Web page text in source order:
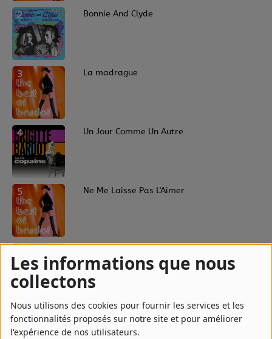
Les informations que nous
collectons
Nous utilisons des cookies pour fournir les services et les
fonctionnalités proposés sur notre site et pour améliorer
l'expérience de nos utilisateurs.
2 Bonnie And Clyde
3 La madrague
4 Un Jour Comme Un Autre
5 Ne Me Laisse Pas L'Aimer
7 Contact